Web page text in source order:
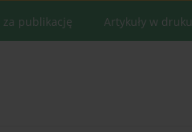
za publikację Artykuły w druku